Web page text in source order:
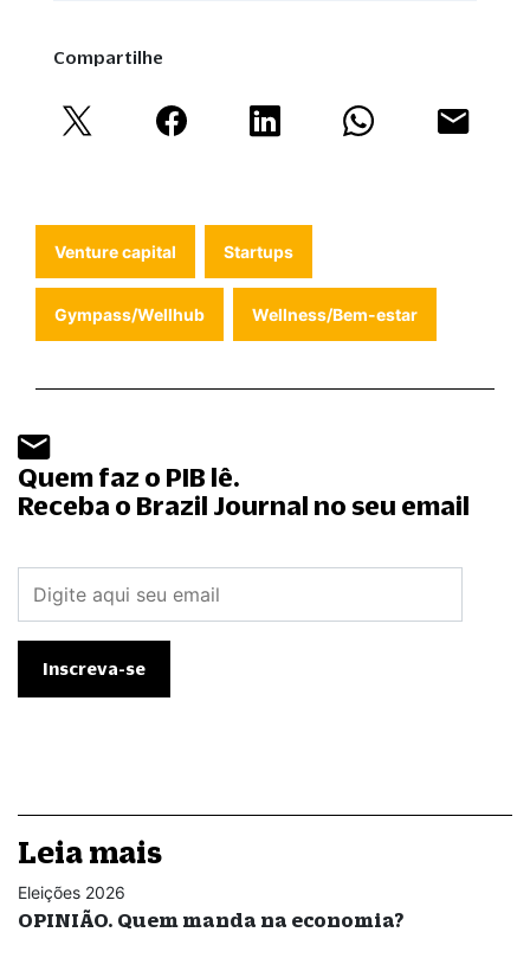
Compartilhe
Venture capital Startups
Gympass/Wellhub Wellness/Bem-estar
Quem faz o PIB lê.
Receba o Brazil Journal no seu email
Leia mais
Eleições 2026
OPINIÃO. Quem manda na economia?